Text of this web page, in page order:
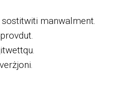
manwalment.